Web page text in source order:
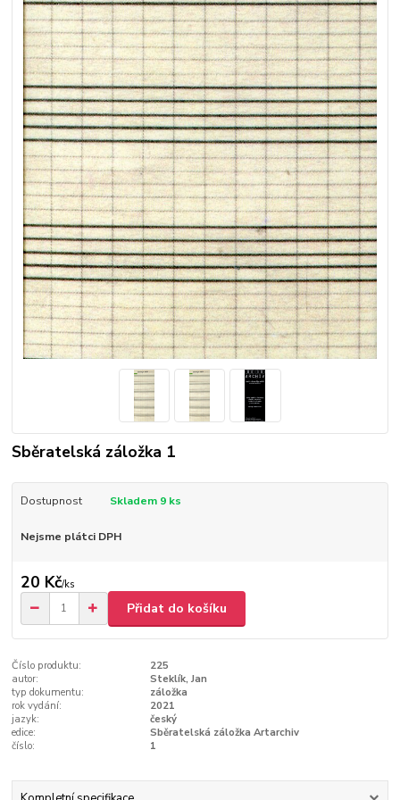
Sběratelská záložka 1
Dostupnost Skladem 9 ks
Nejsme plátci DPH
20 Kč/ks
Přidat do košíku
Číslo produktu:
225
autor:
Steklík, Jan
typ dokumentu:
záložka
rok vydání:
2021
jazyk:
český
edice:
Sběratelská záložka Artarchiv
číslo:
1